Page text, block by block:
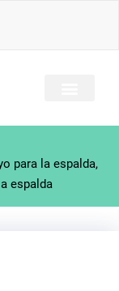
para la espalda,
espalda